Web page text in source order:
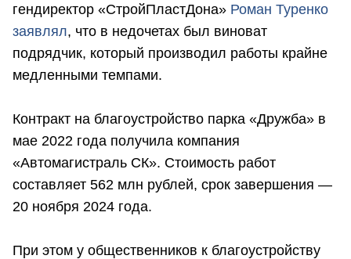
гендиректор «СтройПластДона» Роман Туренко
заявлял, что в недочетах был виноват
подрядчик, который производил работы крайне
медленными темпами.
Контракт на благоустройство парка «Дружба» в
мае 2022 года получила компания
«Автомагистраль СК». Стоимость работ
составляет 562 млн рублей, срок завершения —
20 ноября 2024 года.
При этом у общественников к благоустройству